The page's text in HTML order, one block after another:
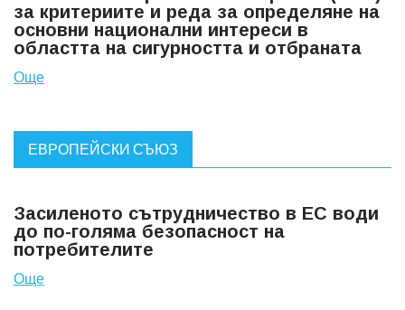
за критериите и реда за определяне на
основни национални интереси в
областта на сигурността и отбраната
Още
ЕВРОПЕЙСКИ СЪЮЗ
Засиленото сътрудничество в ЕС води
до по-голяма безопасност на
потребителите
Още